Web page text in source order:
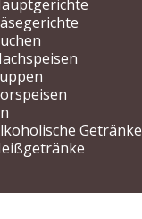
Getränke